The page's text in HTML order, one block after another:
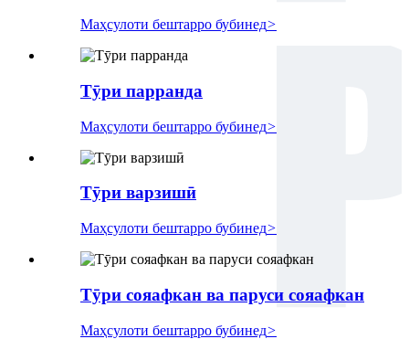
Маҳсулоти бештарро бубинед>
Тӯри парранда
Маҳсулоти бештарро бубинед>
Тӯри варзишӣ
Маҳсулоти бештарро бубинед>
Тӯри сояафкан ва паруси сояафкан
Маҳсулоти бештарро бубинед>